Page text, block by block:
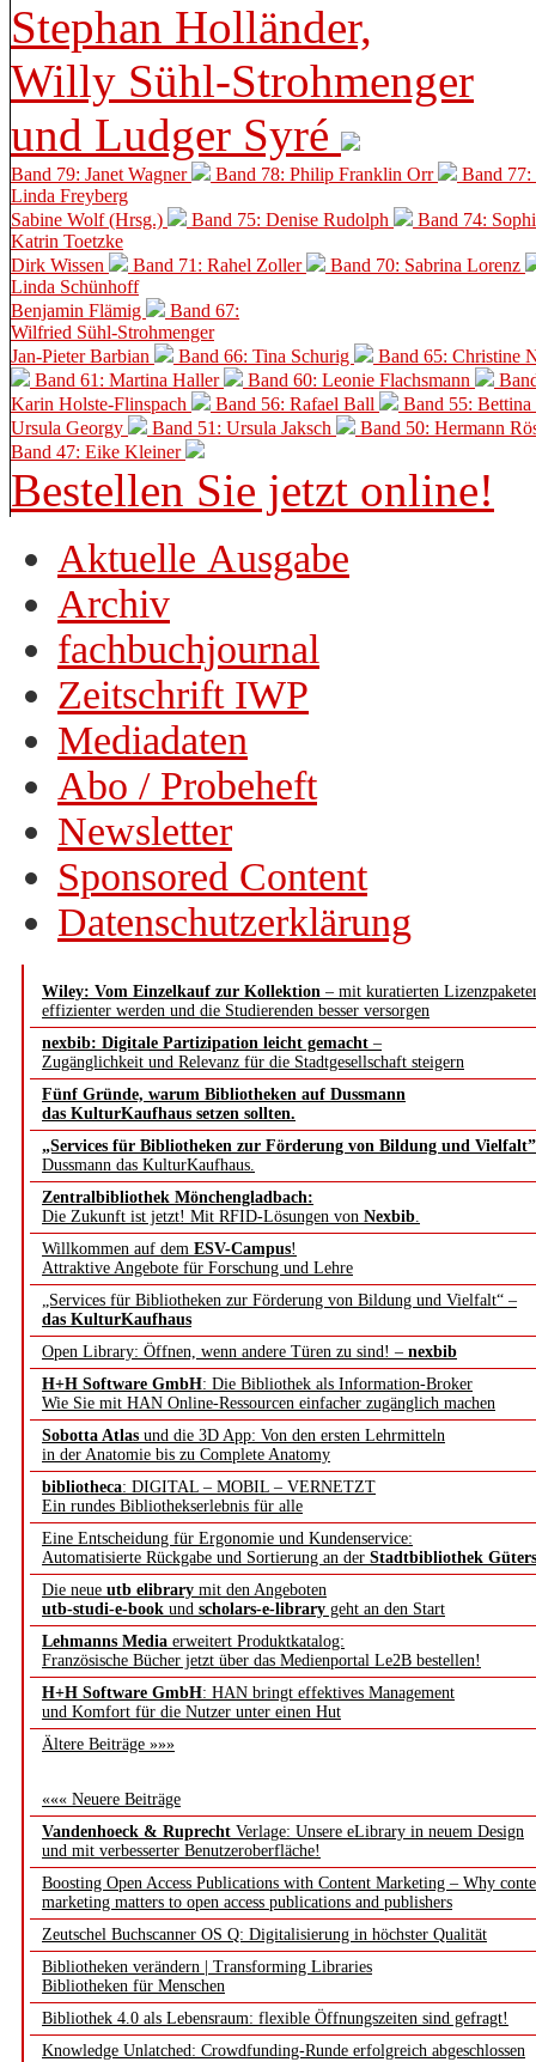
Stephan Holländer,
Willy Sühl-Strohmenger
und Ludger Syré
Band 79: Janet Wagner Band 78: Philip Franklin Orr
Band
Linda Freyberg
Sabine Wolf (Hrsg.)
Band 75: Denise Rudolph
Band 74:
Katrin Toetzke
Dirk Wissen
Band 71: Rahel Zoller
Band 70: Sabrina Lorenz
Linda Schünhoff
Benjamin Flämig
Band 67:
Wilfried Sühl-Strohmenger
Jan-Pieter Barbian
Band 66: Tina Schurig
Band 65: Christine
Band 61: Martina Haller
Band 60: Leonie Flachsmann
Karin Holste-Flinspach
Band 56: Rafael Ball
Band 55:
Ursula Georgy
Band 51: Ursula Jaksch Band 50: Hermann
Band 47: Eike Kleiner
Bestellen Sie jetzt online!
Aktuelle Ausgabe
Archiv
fachbuchjournal
Zeitschrift IWP
Mediadaten
Abo / Probeheft
Newsletter
Sponsored Content
Datenschutzerklärung
Wiley: Vom Einzelkauf zur Kollektion – mit kuratierten
effizienter werden und die Studierenden besser versorgen
nexbib: Digitale Partizipation leicht gemacht –
Zugänglichkeit und Relevanz für die Stadtgesellschaft steigern
Fünf Gründe, warum Bibliotheken auf Dussmann
das KulturKaufhaus setzen sollten.
„Services für Bibliotheken zur Förderung von Bildung und
Dussmann das KulturKaufhaus.
Zentralbibliothek Mönchengladbach:
Die Zukunft ist jetzt! Mit RFID-Lösungen von Nexbib.
Willkommen auf dem ESV-Campus!
Attraktive Angebote für Forschung und Lehre
„Services für Bibliotheken zur Förderung von Bildung und Vielfalt“ –
das KulturKaufhaus
Open Library: Öffnen, wenn andere Türen zu sind! – nexbib
H+H Software GmbH: Die Bibliothek als Information-Broker
Wie Sie mit HAN Online-Ressourcen einfacher zugänglich machen
Sobotta Atlas und die 3D App: Von den ersten Lehrmitteln
in der Anatomie bis zu Complete Anatomy
bibliotheca: DIGITAL – MOBIL – VERNETZT
Ein rundes Bibliothekserlebnis für alle
Eine Entscheidung für Ergonomie und Kundenservice:
Automatisierte Rückgabe und Sortierung an der Stadtbibliothek
Die neue utb elibrary mit den Angeboten
utb-studi-e-book und scholars-e-library geht an den Start
Lehmanns Media erweitert Produktkatalog:
Französische Bücher jetzt über das Medienportal Le2B bestellen!
H+H Software GmbH: HAN bringt effektives Management
und Komfort für die Nutzer unter einen Hut
Ältere Beiträge »»»
««« Neuere Beiträge
Vandenhoeck & Ruprecht Verlage: Unsere eLibrary in neuem Design
und mit verbesserter Benutzeroberfläche!
Boosting Open Access Publications with Content Marketing – Why
marketing matters to open access publications and publishers
Zeutschel Buchscanner OS Q: Digitalisierung in höchster Qualität
Bibliotheken verändern | Transforming Libraries
Bibliotheken für Menschen
Bibliothek 4.0 als Lebensraum: flexible Öffnungszeiten sind gefragt!
Knowledge Unlatched: Crowdfunding-Runde erfolgreich abgeschlossen